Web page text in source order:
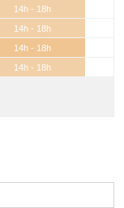
14h - 18h
14h - 18h
14h - 18h
14h - 18h